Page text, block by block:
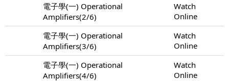
電子學(一) Operational
Amplifiers(2/6)
Watch
Online
電子學(一) Operational
Amplifiers(3/6)
Watch
Online
電子學(一) Operational
Amplifiers(4/6)
Watch
Online